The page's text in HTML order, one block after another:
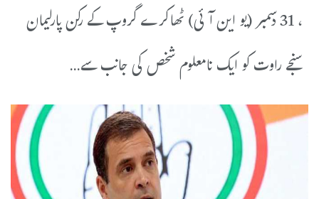
، 31 دسمبر (یو این آئی) ٹھاکرے گروپ کے رکن پارلیمان
سنجے راوت کو ایک نامعلوم شخص کی جانب سے...